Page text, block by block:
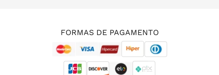
FORMAS DE PAGAMENTO